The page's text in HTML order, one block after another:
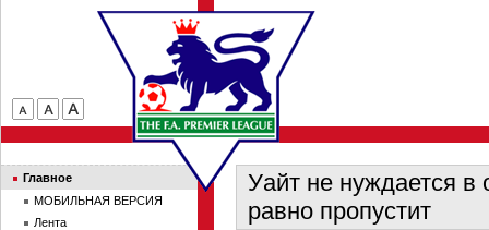
Уайт не нуждается
равно пропустит
Главное
МОБИЛЬНАЯ ВЕРСИЯ
Лента